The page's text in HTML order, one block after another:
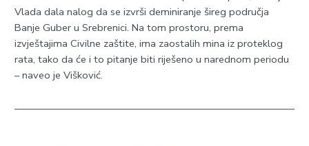
Vlada dala nalog da se izvrši deminiranje šireg područja
Banje Guber u Srebrenici. Na tom prostoru, prema
izvještajima Civilne zaštite, ima zaostalih mina iz proteklog
rata, tako da će i to pitanje biti riješeno u narednom periodu
– naveo je Višković.